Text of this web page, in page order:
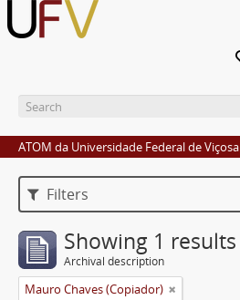
ATOM da Universidade Federal de Viçosa
Filters
Showing 1 results
Archival description
Mauro Chaves (Copiador)